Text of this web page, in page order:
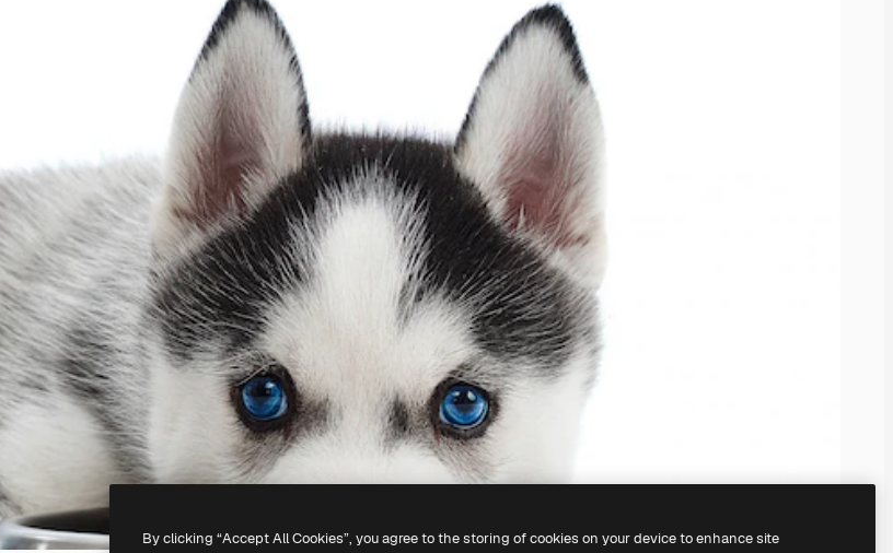
By clicking “Accept All Cookies”, you agree to the storing of cookies on your device to enhance site